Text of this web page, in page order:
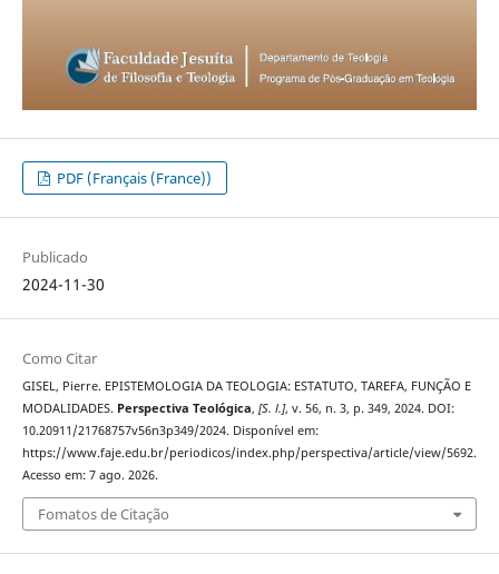
PDF (Français (France))
Publicado
2024-11-30
Como Citar
GISEL, Pierre. EPISTEMOLOGIA DA TEOLOGIA: ESTATUTO, TAREFA, FUNÇÃO E
MODALIDADES. Perspectiva Teológica, [S. l.], v. 56, n. 3, p. 349, 2024. DOI:
10.20911/21768757v56n3p349/2024. Disponível em:
https://www.faje.edu.br/periodicos/index.php/perspectiva/article/view/5692.
Acesso em: 7 ago. 2026.
Fomatos de Citação